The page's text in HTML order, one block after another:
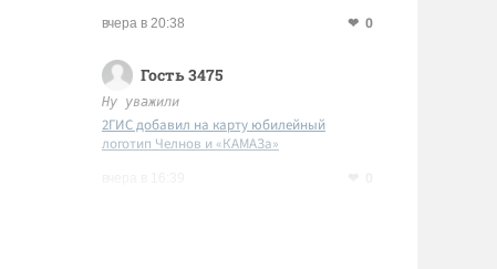
вчера в 20:38 0
Гость 3475
Ну уважили
2ГИС добавил на карту юбилейный
логотип Челнов и «КАМАЗа»